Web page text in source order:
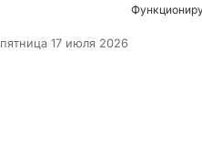
пятница 17 июля 2026